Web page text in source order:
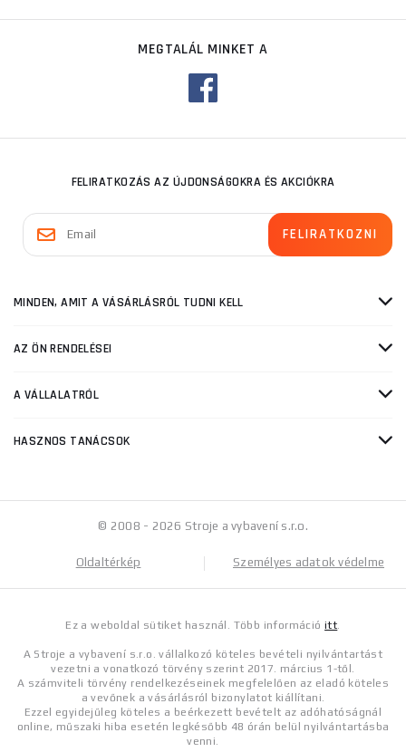
MEGTALÁL MINKET A
FELIRATKOZÁS AZ ÚJDONSÁGOKRA ÉS AKCIÓKRA
MINDEN, AMIT A VÁSÁRLÁSRÓL TUDNI KELL
AZ ÖN RENDELÉSEI
A VÁLLALATRÓL
HASZNOS TANÁCSOK
© 2008 - 2026 Stroje a vybavení s.r.o.
Oldaltérkép Személyes adatok védelme
Ez a weboldal sütiket használ. Több információitt.
A Stroje a vybavení s.r.o. vállalkozó köteles bevételi nyilvántartást
vezetni a vonatkozó törvény szerint 2017. március 1-től.
A számviteli törvény rendelkezéseinek megfelelően az eladó köteles
a vevőnek a vásárlásról bizonylatot kiállítani.
Ezzel egyidejűleg köteles a beérkezett bevételt az adóhatóságnál
online, műszaki hiba esetén legkésőbb 48 órán belül nyilvántartásba
venni.